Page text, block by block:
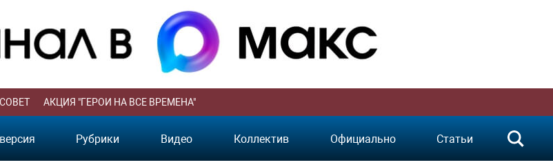
АКЦИЯ "ГЕРОИ НА ВСЕ ВРЕМЕНА"
Рубрики Видео Коллектив Официально Статьи